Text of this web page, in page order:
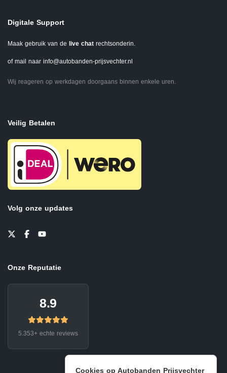
Cookies op Autobanden Prijsvechter
Digitale Support
Maak gebruik van de live chat rechtsonderin.
of mail naar info@autobanden-prijsvechter.nl
Wij reageren op werkdagen doorgaans binnen enkele uren.
Veilig Betalen
Volg onze updates
Onze Reputatie
8.9
5.353+ echte reviews